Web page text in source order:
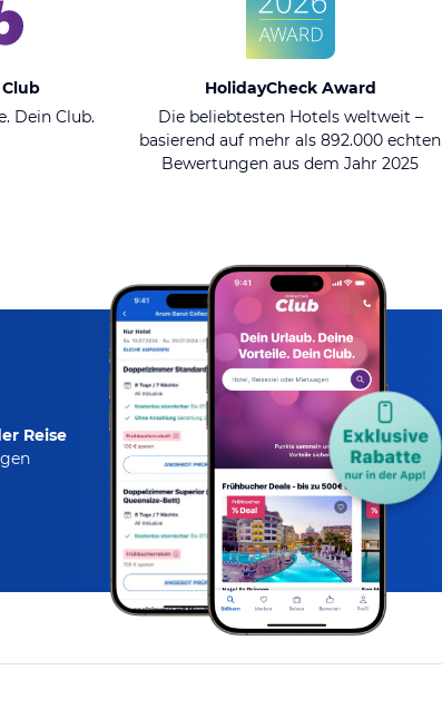
Dein Club.
HolidayCheck Award
Die beliebtesten Hotels weltweit –
basierend auf mehr als 892.000 echten
Bewertungen aus dem Jahr 2025
Reise